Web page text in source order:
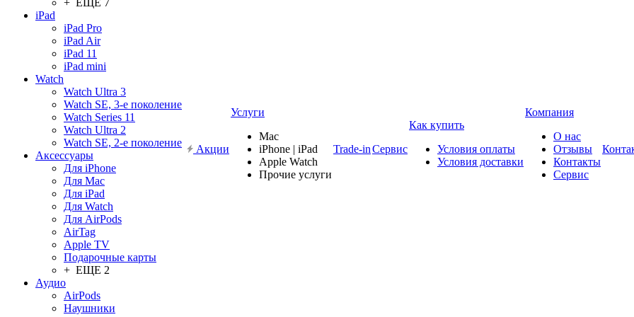
+ ЕЩЕ 7
iPad
iPad Pro
iPad Air
iPad 11
iPad mini
Watch
Watch Ultra 3
Watch SE, 3-е поколение
Watch Series 11
Watch Ultra 2
Watch SE, 2-е поколение
Аксессуары
Для iPhone
Для Mac
Для iPad
Для Watch
Для AirPods
AirTag
Apple TV
Подарочные карты
+ ЕЩЕ 2
Аудио
AirPods
Наушники
Акции
Услуги
Mac
iPhone | iPad
Apple Watch
Прочие услуги
Trade-inСервис
Как купить
Условия оплаты
Условия доставки
Компания
О нас
Отзывы
Контакты
Сервис